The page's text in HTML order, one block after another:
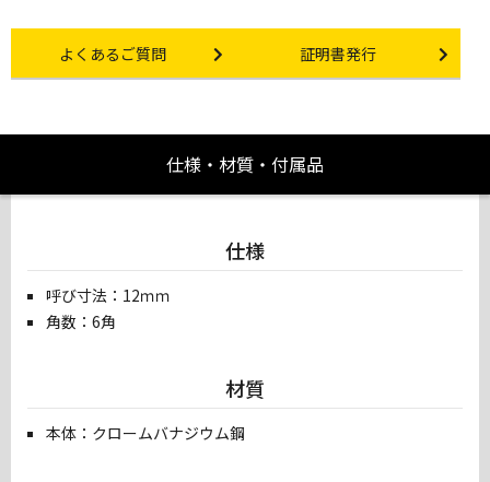
Other link
よくあるご質問 Certificate Issuance
証明書発行
仕様・材質・付属品
仕様
呼び寸法：12ｍｍ
角数：6角
材質
本体：クロームバナジウム鋼